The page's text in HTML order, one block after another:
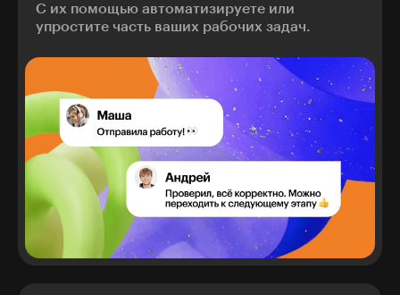
С их помощью автоматизируете или
упростите часть ваших рабочих задач.